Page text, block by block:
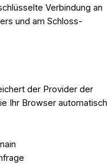
Verbindung an
und am Schloss-
der Provider der
Ihr Browser automatisch